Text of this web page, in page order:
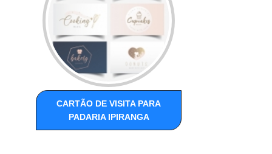
CARTÃO DE VISITA PARA
PADARIA IPIRANGA